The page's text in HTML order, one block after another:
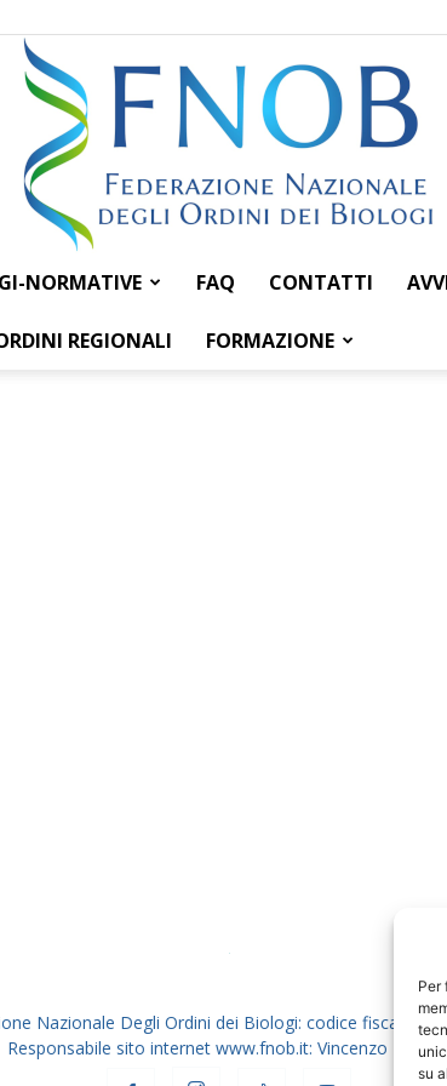
Per
su
Federazione
dei
NORMATIVE FAQ CONTATTI
REGIONALI FORMAZIONE
Nazionale Degli Ordini dei Biologi: codice fiscale
Responsabile sito internet www.fnob.it: Vincenzo